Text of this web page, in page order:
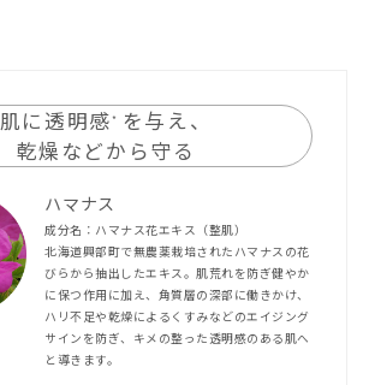
肌に透明感*
を与え、
乾燥などから守る
ハマナス
成分名：ハマナス花エキス（整肌）
北海道興部町で無農薬栽培されたハマナスの花
びらから抽出したエキス。肌荒れを防ぎ健やか
に保つ作用に加え、角質層の深部に働きかけ、
ハリ不足や乾燥によるくすみなどのエイジング
サインを防ぎ、キメの整った透明感のある肌へ
と導きます。